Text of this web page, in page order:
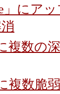
」にア
複数の
複数脆